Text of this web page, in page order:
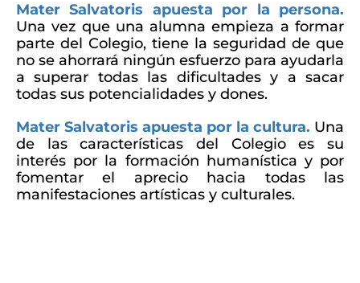
Mater Salvatoris apuesta por la persona.
Una vez que una alumna empieza a formar
parte del Colegio, tiene la seguridad de que
no se ahorrará ningún esfuerzo para ayudarla
a superar todas las dificultades y a sacar
todas sus potencialidades y dones.
Mater Salvatoris apuesta por la cultura. Una
de las características del Colegio es su
interés por la formación humanística y por
fomentar el aprecio hacia todas las
manifestaciones artísticas y culturales.